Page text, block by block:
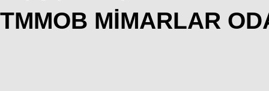
TMMOB MİMARLAR